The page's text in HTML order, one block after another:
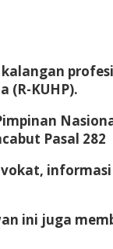
(R-KUHP).
Pasal
ini juga